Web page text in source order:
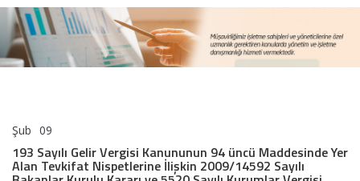
Şub 09
Gelir
Vergisi
193 Sayılı Gelir Vergisi Kanununun 94 üncü Maddesinde Yer
Alan Tevkifat Nispetlerine İlişkin 2009/14592 Sayılı